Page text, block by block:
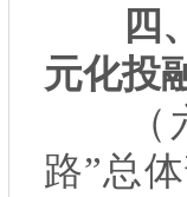
四、
元化投
（六
路”总